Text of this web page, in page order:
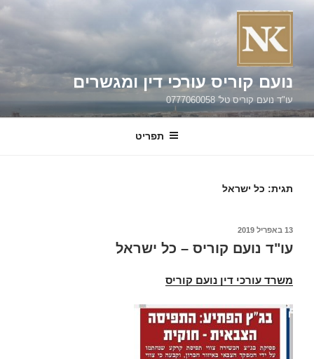
דילוג
נועם קוריס עורכי דין ומגשרים
עו"ד נועם קוריס טל' 0777060058
תפריט
תגית: כל ישראל
פורסם
13 באפריל 2019
עו"ד נועם קוריס – כל ישראל
משרד עורכי דין נועם קוריס